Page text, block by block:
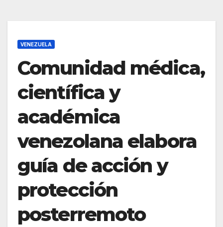
VENEZUELA
Comunidad médica,
científica y
académica
venezolana elabora
guía de acción y
protección
posterremoto